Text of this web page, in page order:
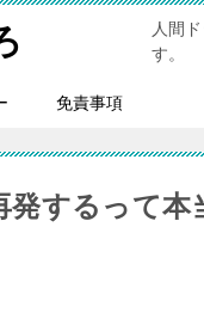
人間
す。
免責事項
するって本